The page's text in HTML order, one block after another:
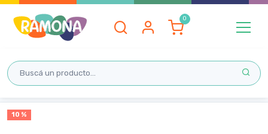
10 %